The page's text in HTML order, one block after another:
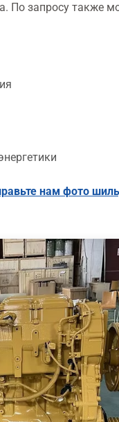
По запросу также
нам фото